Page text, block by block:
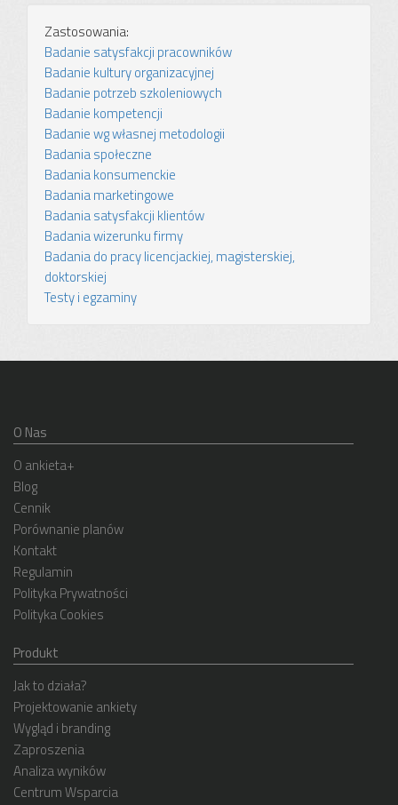
Zastosowania:
Badanie satysfakcji pracowników
Badanie kultury organizacyjnej
Badanie potrzeb szkoleniowych
Badanie kompetencji
Badanie wg własnej metodologii
Badania społeczne
Badania konsumenckie
Badania marketingowe
Badania satysfakcji klientów
Badania wizerunku firmy
Badania do pracy licencjackiej, magisterskiej,
doktorskiej
Testy i egzaminy
O Nas
O ankieta+
Blog
Cennik
Porównanie planów
Kontakt
Regulamin
Polityka Prywatności
Polityka Cookies
Produkt
Jak to działa?
Projektowanie ankiety
Wygląd i branding
Zaproszenia
Analiza wyników
Centrum Wsparcia